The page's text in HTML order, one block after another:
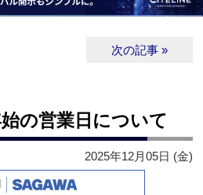
次の記事 »
の営業日について
2025年12月05日 (金)